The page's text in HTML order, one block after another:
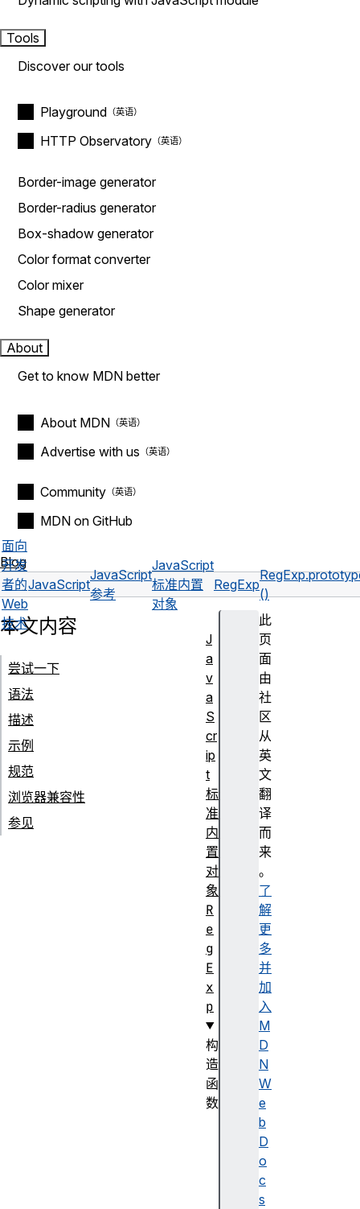
Tools
Discover our tools
Playground
HTTP Observatory
Border-image generator
Border-radius generator
Box-shadow generator
Color format converter
Color mixer
Shape generator
About
Get to know MDN better
About MDN
Advertise with us
Community
MDN on GitHub
Blog
面向
开发
者的
Web
技术
JavaScript
JavaScript
参考
JavaScript
标准内置
对象
RegExp
()
此
页
面
由
社
区
从
英
文
翻
译
而
来
。
了
解
更
多
并
加
入
M
D
N
W
e
b
D
o
c
s
本文内容
尝试一下
语法
描述
示例
规范
浏览器兼容性
参见
J
a
v
a
S
cr
ip
t
标
准
内
置
对
象
R
e
g
E
x
p
构
造
函
数